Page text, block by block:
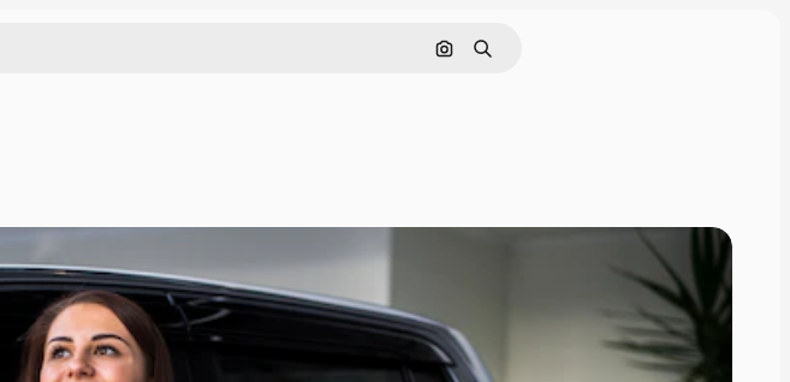
Cerca per immagine
Ricerca